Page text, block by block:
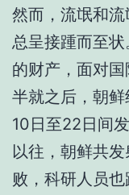
然而，流氓和流
总呈接踵而至
的财产，面对
半就之后，朝
10日至22日间
以往，朝鲜共
败，科研人员